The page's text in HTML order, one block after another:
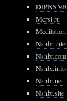
Mcrsi.ru
Meditation
Nsnbr-
Nsnbr.com
Nsnbr.info
Nsnbr.net
Nsnbr.site